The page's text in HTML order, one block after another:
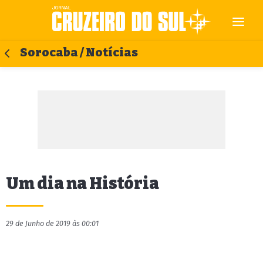
Sorocaba / Notícias
Um dia na História
29 de Junho de 2019 às 00:01